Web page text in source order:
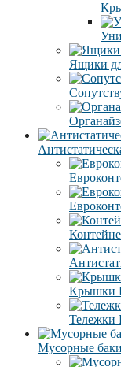
Ящики
Крышки
Тележки
Мусорные